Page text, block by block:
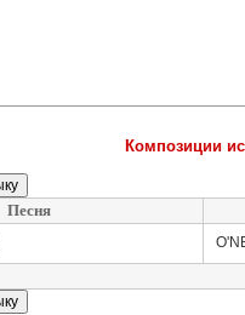
Композиции
Песня